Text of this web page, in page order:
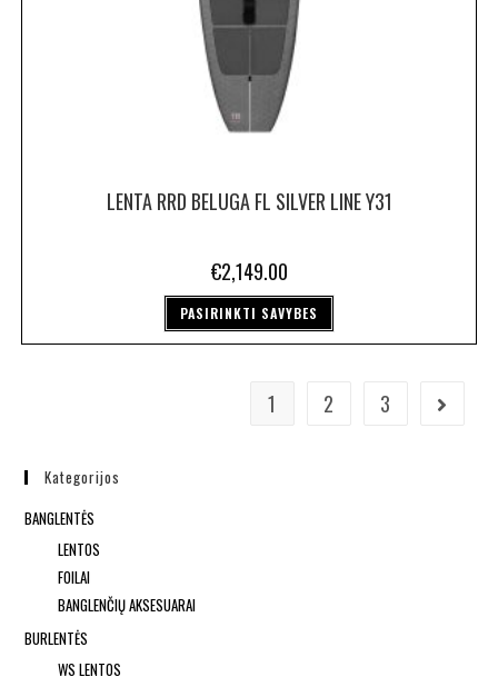
LENTA RRD BELUGA FL SILVER LINE Y31
€2,149.00
PASIRINKTI SAVYBES
1 2 3
Kategorijos
BANGLENTĖS
LENTOS
FOILAI
BANGLENČIŲ AKSESUARAI
BURLENTĖS
WS LENTOS